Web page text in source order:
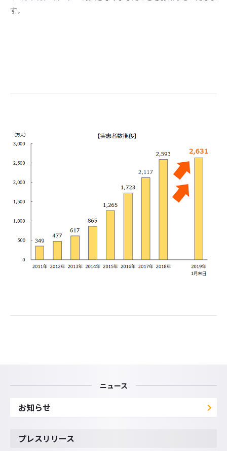
す。
ニュース
お知らせ
プレスリリース